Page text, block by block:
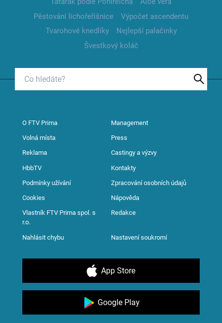
Pěstování lichořeřišnice
Výpočet ascendentu
Tvarohové knedlíky
Nejlepší palačinky
Švestkový koláč
O FTV Prima Management
Volná místa Press
Reklama Castingy a výzvy
HbbTV Kontakty
Podmínky užívání Zpracování osobních údajů
Cookies Nápověda
Vlastník FTV Prima spol. s
r.o.
Redakce
Nahlásit chybu Nastavení soukromí
App Store
Google Play